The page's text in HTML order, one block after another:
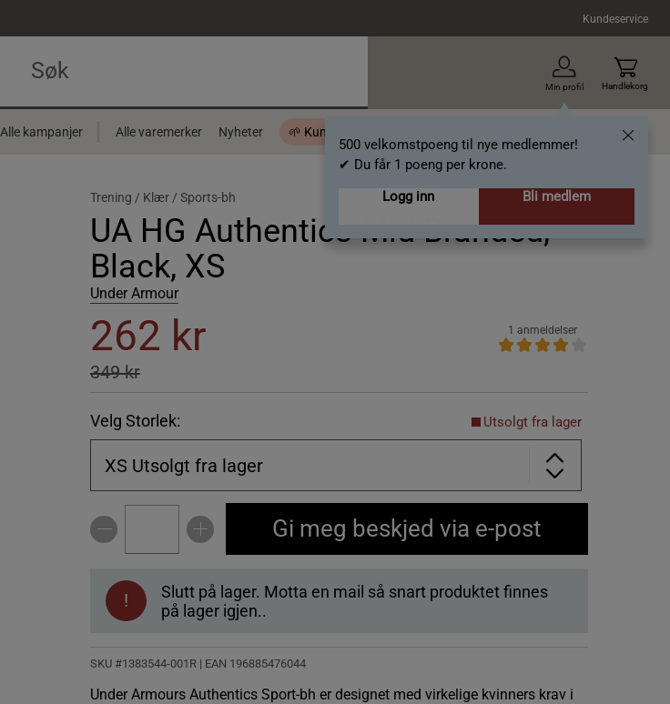
Kundeservice
Min profil
500 velkomstpoeng til nye medlemmer!
✔ Du får 1 poeng per krone.
Logg inn
Bli medlem
Handlekorg
Alle kampanjer Alle varemerker Nyheter 🌱 Kundeklubb - 500 velkomstpoeng Gavekort
Trening / Klær / Sports-bh
UA HG Authentics Mid Branded,
Black, XS
Under Armour
262 kr
349 kr
1 anmeldelser
Velg Storlek: Utsolgt fra lager
XS Utsolgt fra lager
Gi meg beskjed via e-post
!
Slutt på lager. Motta en mail så snart produktet finnes
på lager igjen..
SKU #1383544-001R | EAN 196885476044
Under Armours Authentics Sport-bh er designet med virkelige kvinners krav i